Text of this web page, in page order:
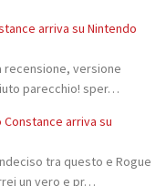
arriva su Nintendo
recensione, versione
parecchio! sper…
Constance arriva su
tra questo e Rogue
un vero e pr…